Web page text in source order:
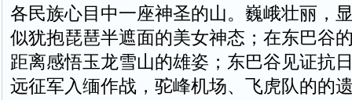
各民族心目中一座神圣的山。巍峨壮丽，
似犹抱琵琶半遮面的美女神态；在东巴谷
距离感悟玉龙雪山的雄姿；东巴谷见证抗
远征军入缅作战，驼峰机场、飞虎队的的